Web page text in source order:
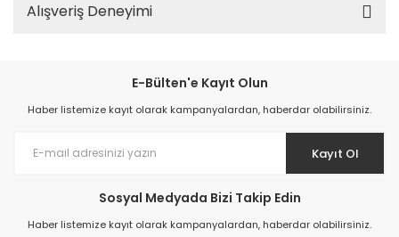
Alışveriş Deneyimi
E-Bülten'e Kayıt Olun
Haber listemize kayıt olarak kampanyalardan, haberdar olabilirsiniz.
Kayıt Ol
Sosyal Medyada Bizi Takip Edin
Haber listemize kayıt olarak kampanyalardan, haberdar olabilirsiniz.